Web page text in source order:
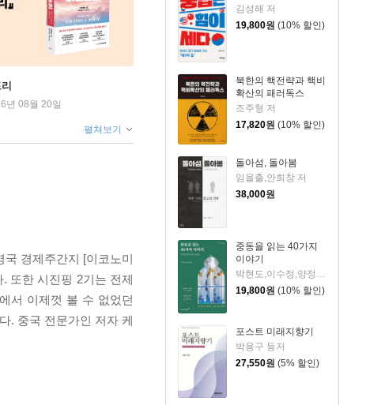
김성해 저
19,800원 (10% 할인)
북한의 핵전략과 핵비
확산의 패러독스
조주형 저
17,820원 (10% 할인)
돌아섬, 돌아봄
임을출,안희창 저
38,000원
중동을 읽는 40가지
이야기
박현도,이수정,양정아 저
19,800원 (10% 할인)
포스트 미래지향기
박용구 등저
27,550원 (5% 할인)
년 08월 20일
펼쳐보기
경제주간지 [이코노미
또한 시진핑 2기는 전제
서 이제껏 볼 수 없었던
. 중국 전문가인 저자 케